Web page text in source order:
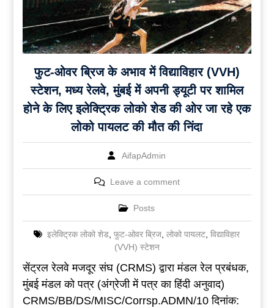
फुट-ओवर ब्रिज के अभाव में विद्याविहार (VVH)
स्टेशन, मध्य रेलवे, मुंबई में अपनी ड्यूटी पर शामिल
होने के लिए इलेक्ट्रिक लोको शेड की ओर जा रहे एक
लोको पायलट की मौत की निंदा
AifapAdmin
Leave a comment
Posts
इलेक्ट्रिक लोको शेड ,फुट-ओवर ब्रिज ,लोको पायलट ,विद्याविहार
(VVH) स्टेशन
सेंट्रल रेलवे मजदूर संघ (CRMS) द्वारा मंडल रेल प्रबंधक,
मुंबई मंडल को पत्र (अंग्रेजी में पत्र का हिंदी अनुवाद)
CRMS/BB/DS/MISC/Corrsp.ADMN/10 दिनांक: